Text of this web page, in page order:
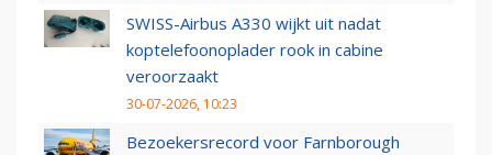
SWISS-Airbus A330 wijkt uit nadat
koptelefoonoplader rook in cabine
veroorzaakt
30-07-2026, 10:23
Bezoekersrecord voor Farnborough